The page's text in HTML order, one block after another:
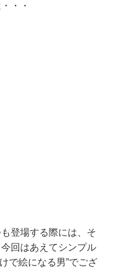
・・
登場する際には、そ
回はあえてシンプル
で絵になる男”でござ